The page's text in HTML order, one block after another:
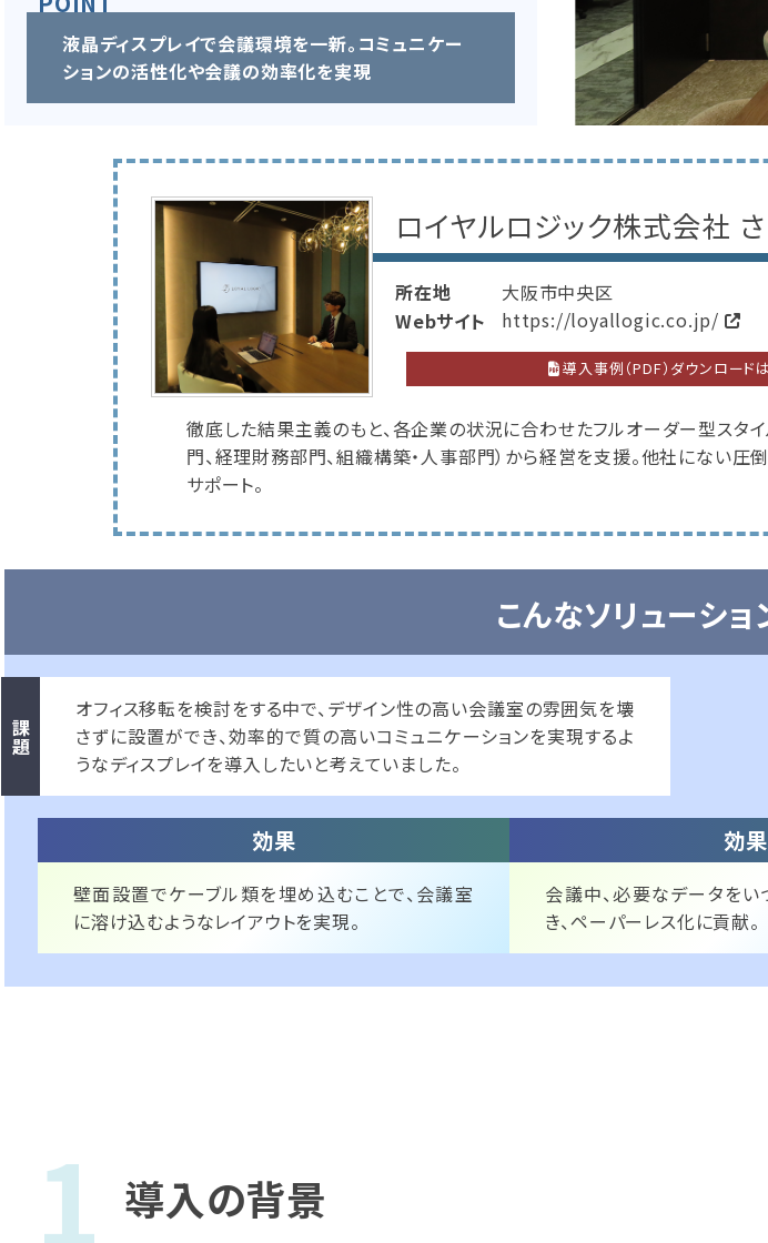
液晶ディスプレイで会議環境を一新。コミュニケー
ションの活性化や会議の効率化を実現
ロイヤルロジック株式会社
所在地
大阪市中央区
Webサイト
https://loyallogic.co.jp/
導入事例（PDF）ダウンロード
徹底した結果主義のもと、各企業の状況に合わせたフルオーダー型スタイ
門、経理財務部門、組織構築・人事部門）から経営を支援。他社にない
サポート。
こんなソリューシ
オフィス移転を検討をする中で、デザイン性の高い会議室の雰囲気を壊
さずに設置ができ、効率的で質の高いコミュニケーションを実現するよ
うなディスプレイを導入したいと考えていました。
壁面設置でケーブル類を埋め込むことで、会議室
に溶け込むようなレイアウトを実現。
会議中、必要なデータを
き、ペーパーレス化に貢献。
導入の背景